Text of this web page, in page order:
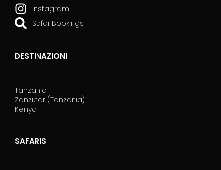
Instagram
SafariBookings
DESTINAZIONI
Tanzania
Zanzibar (Tanzania)
Kenya
SAFARIS